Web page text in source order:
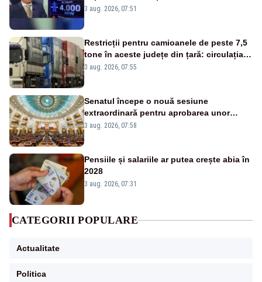
alarmă tras de un expert în energie
3 aug. 2026, 07:51
Restricții pentru camioanele de peste 7,5
tone în aceste județe din țară: circulația
este interzisă luni, între orele 12:00 și
3 aug. 2026, 07:55
Senatul începe o nouă sesiune
extraordinară pentru aprobarea unor
jaloane din PNRR
3 aug. 2026, 07:58
Pensiile și salariile ar putea crește abia în
2028
3 aug. 2026, 07:31
CATEGORII POPULARE
Actualitate
Politica